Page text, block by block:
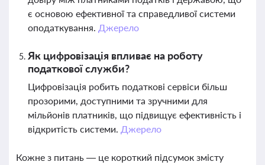
є основою ефективної та справедливої системи
оподаткування. Джерело
Як цифровізація впливає на роботу
податкової служби?
Цифровізація робить податкові сервіси більш
прозорими, доступними та зручними для
мільйонів платників, що підвищує ефективність і
відкритість системи. Джерело
Кожне з питань — це короткий підсумок змісту